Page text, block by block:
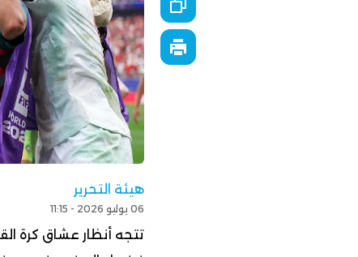
هيئة التحرير
06 يوليو 2026 - 11:15
تتجه أنظار عشاق كرة